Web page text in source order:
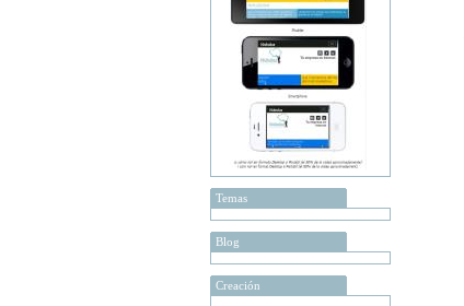
Temas
Blog
Creación